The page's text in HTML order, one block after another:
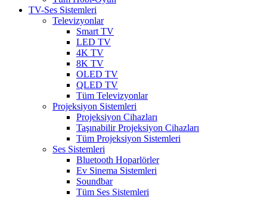
TV-Ses Sistemleri
Televizyonlar
Smart TV
LED TV
4K TV
8K TV
OLED TV
QLED TV
Tüm Televizyonlar
Projeksiyon Sistemleri
Projeksiyon Cihazları
Taşınabilir Projeksiyon Cihazları
Tüm Projeksiyon Sistemleri
Ses Sistemleri
Bluetooth Hoparlörler
Ev Sinema Sistemleri
Soundbar
Tüm Ses Sistemleri